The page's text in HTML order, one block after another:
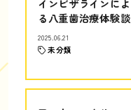
インビザラインによ
る八重歯治療体験談
2025.06.21
未分類